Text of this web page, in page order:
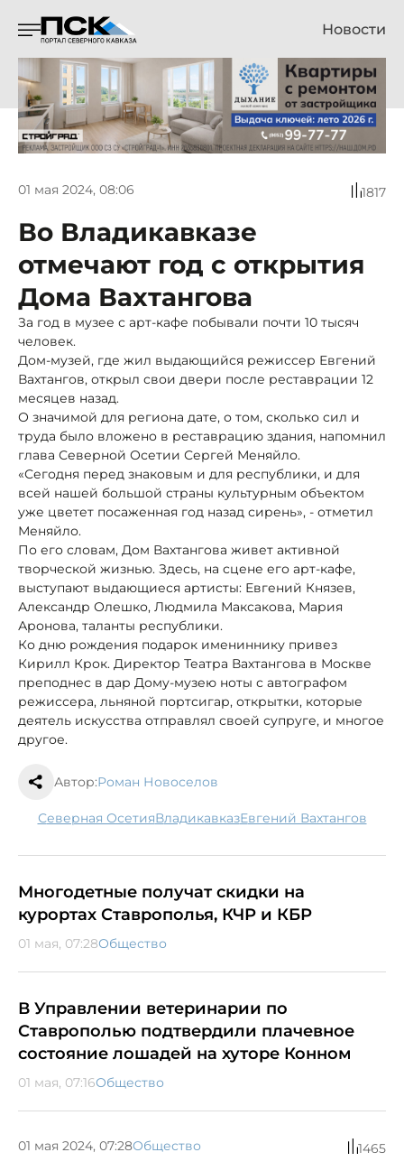
Новости
01 мая 2024, 08:06 1817
Во Владикавказе
отмечают год с открытия
Дома Вахтангова
За год в музее с арт-кафе побывали почти 10 тысяч
человек.
Дом-музей, где жил выдающийся режиссер Евгений
Вахтангов, открыл свои двери после реставрации 12
месяцев назад.
О значимой для региона дате, о том, сколько сил и
труда было вложено в реставрацию здания, напомнил
глава Северной Осетии Сергей Меняйло.
«Сегодня перед знаковым и для республики, и для
всей нашей большой страны культурным объектом
уже цветет посаженная год назад сирень», - отметил
Меняйло.
По его словам, Дом Вахтангова живет активной
творческой жизнью. Здесь, на сцене его арт-кафе,
выступают выдающиеся артисты: Евгений Князев,
Александр Олешко, Людмила Максакова, Мария
Аронова, таланты республики.
Ко дню рождения подарок имениннику привез
Кирилл Крок. Директор Театра Вахтангова в Москве
преподнес в дар Дому-музею ноты с автографом
режиссера, льняной портсигар, открытки, которые
деятель искусства отправлял своей супруге, и многое
другое.
Автор:Роман Новоселов
Северная Осетия Владикавказ Евгений Вахтангов
Многодетные получат скидки на
курортах Ставрополья, КЧР и КБР
01 мая, 07:28Общество
В Управлении ветеринарии по
Ставрополью подтвердили плачевное
состояние лошадей на хуторе Конном
01 мая, 07:16Общество
01 мая 2024, 07:28Общество 1465